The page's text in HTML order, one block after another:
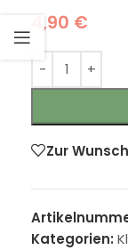
4,90 €
Zur
Kategorien: